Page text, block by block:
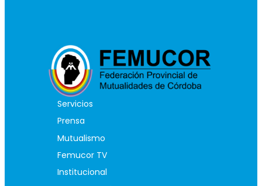
Servicios
Prensa
Mutualismo
Femucor TV
Institucional